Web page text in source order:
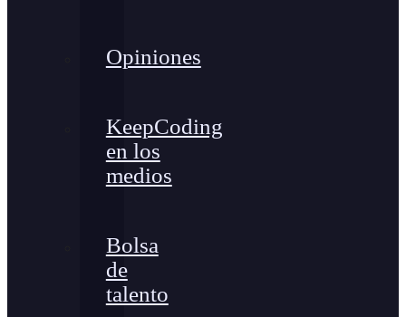
Opiniones
KeepCoding
en los
medios
Bolsa
de
talento